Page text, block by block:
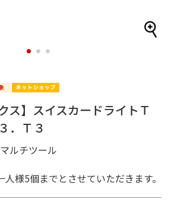
1 2 3
ス】スイスカードライトＴ
．Ｔ３
ルチツール
様5個までとさせていただきます。